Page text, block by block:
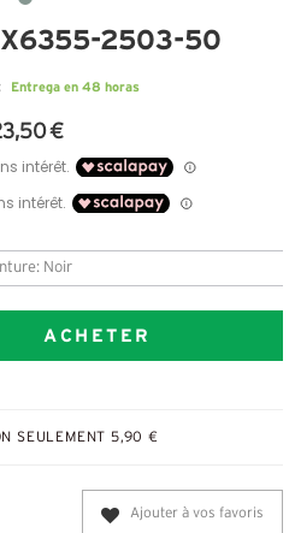
2503-50
Entrega en 48 horas
€
Noir
ACHETER
SEULEMENT 5,90 €
Ajouter à vos favoris